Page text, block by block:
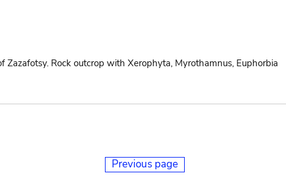
Zazafotsy. Rock outcrop with Xerophyta, Myrothamnus, Euphorbia
Previous page